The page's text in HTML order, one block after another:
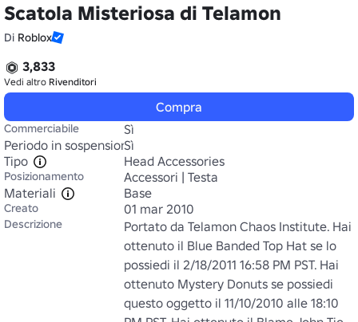
Scatola Misteriosa di Telamon
Di Roblox
3,833
Vedi altro Rivenditori
Compra
Commerciabile
Sì
Periodo in sospensione
Sì
Tipo
Head Accessories
Posizionamento
Accessori | Testa
Materiali
Base
Creato 01 mar 2010
Descrizione
Portato da Telamon Chaos Institute. Hai
ottenuto il Blue Banded Top Hat se lo
possiedi il 2/18/2011 16:58 PM PST. Hai
ottenuto Mystery Donuts se possiedi
questo oggetto il 11/10/2010 alle 18:10